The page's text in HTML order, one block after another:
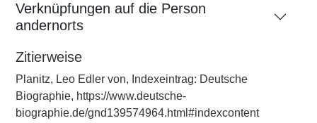
Verknüpfungen auf die Person
andernorts
Zitierweise
Planitz, Leo Edler von, Indexeintrag: Deutsche
Biographie, https://www.deutsche-
biographie.de/gnd139574964.html#indexcontent